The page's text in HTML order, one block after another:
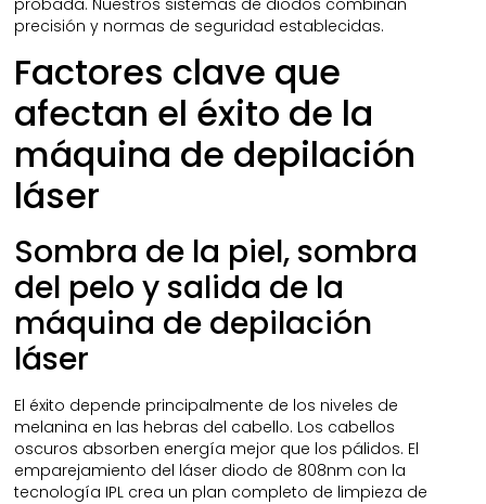
probada. Nuestros sistemas de diodos combinan
precisión y normas de seguridad establecidas.
Factores clave que
afectan el éxito de la
máquina de depilación
láser
Sombra de la piel, sombra
del pelo y salida de la
máquina de depilación
láser
El éxito depende principalmente de los niveles de
melanina en las hebras del cabello. Los cabellos
oscuros absorben energía mejor que los pálidos. El
emparejamiento del láser diodo de 808nm con la
tecnología IPL crea un plan completo de limpieza de